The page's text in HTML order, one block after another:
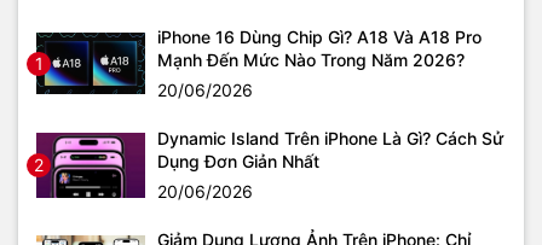
1
iPhone 16 Dùng Chip Gì? A18 Và A18 Pro
Mạnh Đến Mức Nào Trong Năm 2026?
20/06/2026
2
Dynamic Island Trên iPhone Là Gì? Cách Sử
Dụng Đơn Giản Nhất
20/06/2026
Giảm Dung Lượng Ảnh Trên iPhone: Chỉ